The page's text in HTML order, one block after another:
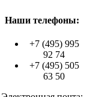
Наши телефоны:
+7 (495) 995
92 74
+7 (495) 505
63 50